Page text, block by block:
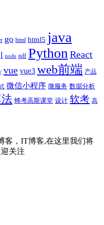
go html html5 java
node pdf Python React
vue vue3 web前端 产品
微信小程序 微服务 数据分析
蜂考高斯课堂 设计 软考 高
客，IT博客,在这里我们将
关注